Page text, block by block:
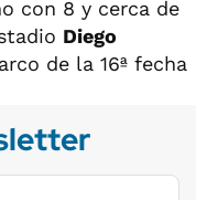
con 8 y cerca de
Diego
de la 16ª fecha